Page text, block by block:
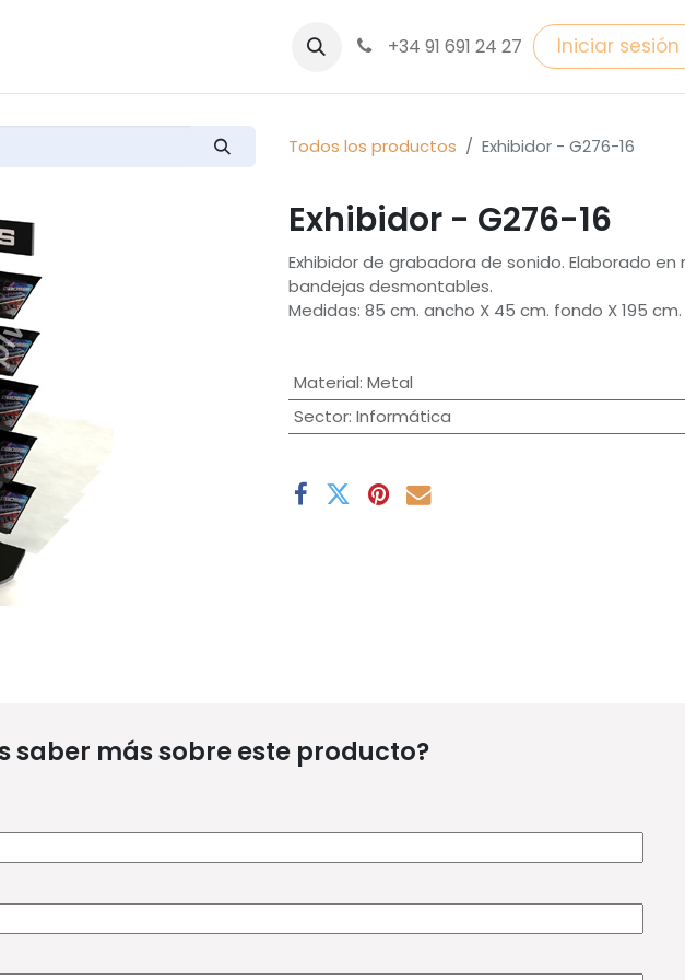
+34 91 691 24 27 Iniciar sesión
Todos los productos Exhibidor - G276-16
Exhibidor - G276-16
Exhibidor de grabadora de sonido. Elaborado
bandejas desmontables.
Medidas: 85 cm. ancho X 45 cm. fondo X 195
Material: Metal
Sector: Informática
saber más sobre este producto?